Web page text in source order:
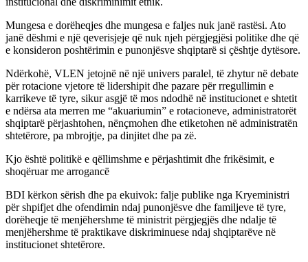
Mungesa e dorëheqjes dhe mungesa e faljes nuk janë rastësi. Ato
janë dëshmi e një qeverisjeje që nuk njeh përgjegjësi politike dhe që
e konsideron poshtërimin e punonjësve shqiptarë si çështje dytësore.
Ndërkohë, VLEN jetojnë në një univers paralel, të zhytur në debate
për rotacione vjetore të lidershipit dhe pazare për rregullimin e
karrikeve të tyre, sikur asgjë të mos ndodhë në institucionet e shtetit
e ndërsa ata merren me “akuariumin” e rotacioneve, administratorët
shqiptarë përjashtohen, nënçmohen dhe etiketohen në administratën
shtetërore, pa mbrojtje, pa dinjitet dhe pa zë.
Kjo është politikë e qëllimshme e përjashtimit dhe frikësimit, e
shoqëruar me arrogancë
BDI kërkon sërish dhe pa ekuivok: falje publike nga Kryeministri
për shpifjet dhe ofendimin ndaj punonjësve dhe familjeve të tyre,
dorëheqje të menjëhershme të ministrit përgjegjës dhe ndalje të
menjëhershme të praktikave diskriminuese ndaj shqiptarëve në
institucionet shtetërore.